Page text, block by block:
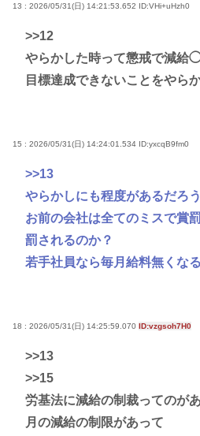
13 : 2026/05/31(日) 14:21:53.652 ID:VHi+uHzh0
>>12
やらかした時って懲戒で減
目標達成できないことをやら
15 : 2026/05/31(日) 14:24:01.534 ID:yxcqB9fm0
>>13
やらかしにも程度があるだろ
お前の会社は全てのミスで賞
罰されるのか？
若手社員なら毎月給料無くな
18 : 2026/05/31(日) 14:25:59.070 ID:vzgsoh7H0
>>13
>>15
労基法に減給の制裁ってのが
月の減給の制限があって